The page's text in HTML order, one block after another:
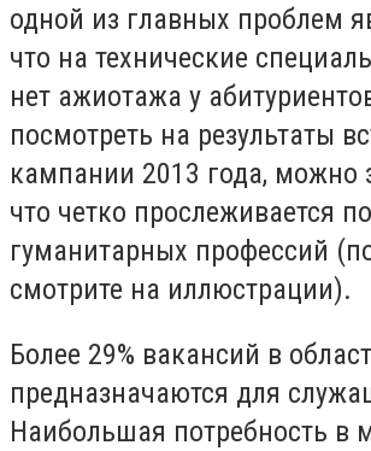
одной из главных проблем
что на технические
нет ажиотажа у
посмотреть на результаты
кампании 2013 года, можно
что четко прослеживается
гуманитарных профессий
смотрите на иллюстрации).
Более 29% вакансий в
предназначаются для
Наибольшая потребность в